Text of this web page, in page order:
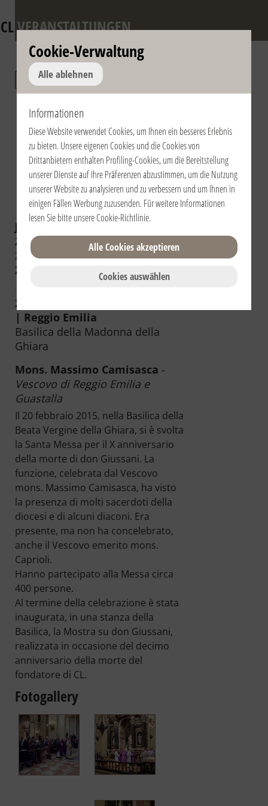
CLVERANSTALTUNGEN
Jahrestag des
Todes von don
Giussani und der
päpstlichen
Anerkennung der
Fraternität
Jahr auswählen:
2021
2018 2017
2016
2015 2014 2013 2012 2011 2010
2009
2006
20.02.2015 | 18:30 | Italia / Italy
| Reggio Emilia
Basilica della Madonna della
Ghiara
Mons. Massimo Camisasca -
Vescovo di Reggio Emilia e
Guastalla
Il 20 febbraio 2015, nella Basilica della
Beata Vergine della Ghiara, si è svolta
la Santa Messa per il X anniversario
della morte di don Giussani. La
funzione, celebrata dal Vescovo
mons. Massimo Camisasca, ha visto
la presenza di molti sacerdoti della
diocesi e di alcuni diaconi. Era
presente, ma non ha concelebrato,
anche il Vescovo emerito mons.
Caprioli.
Hanno partecipato alla Messa circa
400 persone.
Al termine della celebrazione è stata
inaugurata, in una stanza della
Basilica, la Mostra su don Giussani,
realizzata in occasione del decimo
anniversario della morte del
fondatore di CL.
Fotogallery
Cookie-Verwaltung
Alle ablehnen
Informationen
Diese Website verwendet Cookies, um Ihnen ein besseres Erlebnis
zu bieten. Unsere eigenen Cookies und die Cookies von
Drittanbietern enthalten Profiling-Cookies, um die Bereitstellung
unserer Dienste auf Ihre Präferenzen abzustimmen, um die Nutzung
unserer Website zu analysieren und zu verbessern und um Ihnen in
einigen Fällen Werbung zuzusenden. Für weitere Informationen
lesen Sie bitte unsereCookie-Richtlinie.
Cookies auswählen
Alle Cookies akzeptieren